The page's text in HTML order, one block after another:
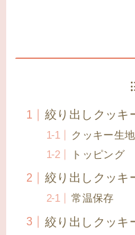
絞り出しクッキ
クッキー生
トッピング
絞り出しクッキ
常温保存
絞り出しクッキ